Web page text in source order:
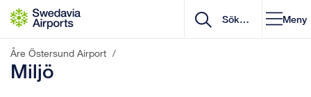
Gå till innehåll
Meny
Åre Östersund Airport /
Miljö